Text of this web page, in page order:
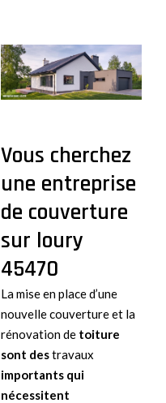
Vous cherchez
une entreprise
de couverture
sur loury
45470
La mise en place d’une
nouvelle couverture et la
rénovation de toiture
sont destravaux
importants qui
nécessitent